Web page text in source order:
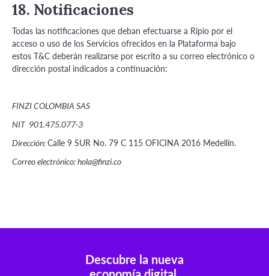
18. Notificaciones
Todas las notificaciones que deban efectuarse a Ripio por el
acceso o uso de los Servicios ofrecidos en la Plataforma bajo
estos T&C deberán realizarse por escrito a su correo electrónico o
dirección postal indicados a continuación:
FINZI COLOMBIA SAS
NIT 901.475.077-3
Dirección:Calle 9 SUR No. 79 C 115 OFICINA 2016 Medellín.
Correo electrónico:hola@finzi.co
Descubre la nueva